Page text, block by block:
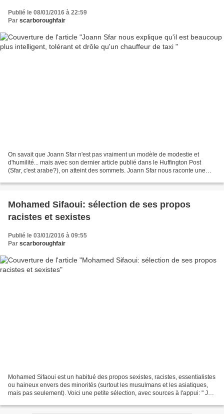
Publié le 08/01/2016 à 22:59
Par scarboroughfair
On savait que Joann Sfar n'est pas vraiment un modèle de modestie et
d'humilité... mais avec son dernier article publié dans le Huffington Post
(Sfar, c'est arabe?), on atteint des sommets. Joann Sfar nous raconte une
Mohamed Sifaoui: sélection de ses propos
racistes et sexistes
Publié le 03/01/2016 à 09:55
Par scarboroughfair
Mohamed Sifaoui est un habitué des propos sexistes, racistes, essentialistes
ou haineux envers des minorités (surtout les musulmans et les asiatiques,
mais pas seulement). Voici une petite sélection, avec sources à l'appui: " Je